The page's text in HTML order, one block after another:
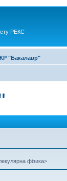
РЕКС
"Бакалавр"
фізика>